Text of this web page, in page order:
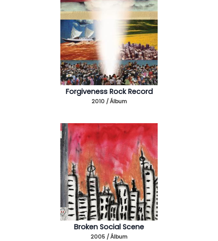
Forgiveness Rock Record
2010 / Álbum
Broken Social Scene
2005 / Álbum